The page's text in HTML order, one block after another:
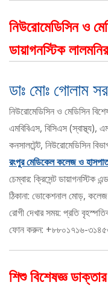
নিউরোমেডিসিন ও
ডায়াগনস্টিক
ডাঃ মোঃ গোলাম
নিউরোমেডিসিন ও মেডিসিন
এমবিবিএস, বিসিএস (স্বাস্থ্য),
কনসালটেন্ট, নিউরোমেডিসিন
রংপুর মেডিকেল কলেজ ও
চেম্বার: ক্রিসেন্ট ডায়াগনস্টিক
ঠিকানা: ভোকেশনাল মোড়,
রোগী দেখার সময়: প্রতি
ফোন করুন: +৮৮০১৭১৬-
শিশু বিশেষজ্ঞ